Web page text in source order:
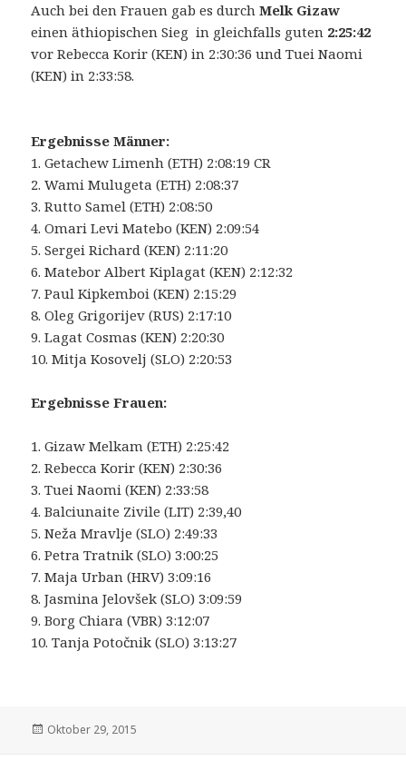
Auch bei den Frauen gab es durchMelk Gizaw
einen äthiopischen Sieg in gleichfalls guten 2:25:42
vor Rebecca Korir (KEN) in 2:30:36 und Tuei Naomi
(KEN) in 2:33:58.
Ergebnisse Männer:
1. Getachew Limenh (ETH) 2:08:19 CR
2. Wami Mulugeta (ETH) 2:08:37
3. Rutto Samel (ETH) 2:08:50
4. Omari Levi Matebo (KEN) 2:09:54
5. Sergei Richard (KEN) 2:11:20
6. Matebor Albert Kiplagat (KEN) 2:12:32
7. Paul Kipkemboi (KEN) 2:15:29
8. Oleg Grigorijev (RUS) 2:17:10
9. Lagat Cosmas (KEN) 2:20:30
10. Mitja Kosovelj (SLO) 2:20:53
Ergebnisse Frauen:
1. Gizaw Melkam (ETH) 2:25:42
2. Rebecca Korir (KEN) 2:30:36
3. Tuei Naomi (KEN) 2:33:58
4. Balciunaite Zivile (LIT) 2:39,40
5. Neža Mravlje (SLO) 2:49:33
6. Petra Tratnik (SLO) 3:00:25
7. Maja Urban (HRV) 3:09:16
8. Jasmina Jelovšek (SLO) 3:09:59
9. Borg Chiara (VBR) 3:12:07
10. Tanja Potočnik (SLO) 3:13:27
Veröffentlicht
Oktober 29, 2015